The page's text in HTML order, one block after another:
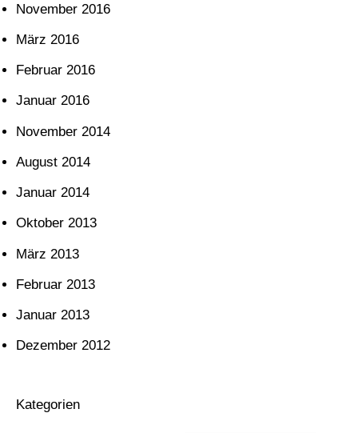
November 2016
März 2016
Februar 2016
Januar 2016
November 2014
August 2014
Januar 2014
Oktober 2013
März 2013
Februar 2013
Januar 2013
Dezember 2012
Kategorien